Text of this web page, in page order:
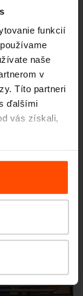
funkcií
naše
v
Títo partneri
ďalšími
vás získali,
zpracování